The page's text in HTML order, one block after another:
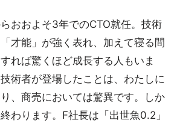
おおよそ3年でのCTO就任。技術
才能」が強く表れ、加えて寝る間
れば驚くほど成長する人もいま
術者が登場したことは、わたしに
、商売においては驚異です。しか
わります。F社長は「出世魚0.2」